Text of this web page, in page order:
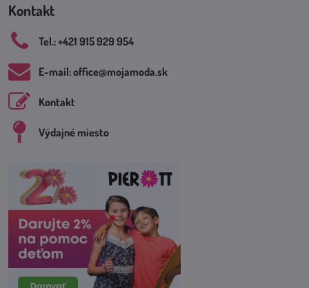
Kontakt
Tel​.: +421 915 929 954
E-mail: office​@mojamoda​.sk
Kontakt
Výdajné miesto